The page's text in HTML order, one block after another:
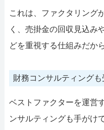
これは、ファクタリング
く、売掛金の回収見込み
どを重視する仕組みだか
財務コンサルティングも
ベストファクターを運営
ンサルティングも手がけ